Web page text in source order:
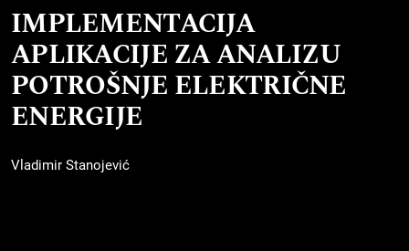
IMPLEMENTACIJA
APLIKACIJE ZA ANALIZU
POTROŠNJE ELEKTRIČNE
ENERGIJE
Vladimir Stanojević